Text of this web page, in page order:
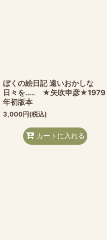
ぼくの絵日記 遠いおかしな
日々を…‥ ★矢吹申彦★1979
年初版本
3,000円(税込)
カートに入れる